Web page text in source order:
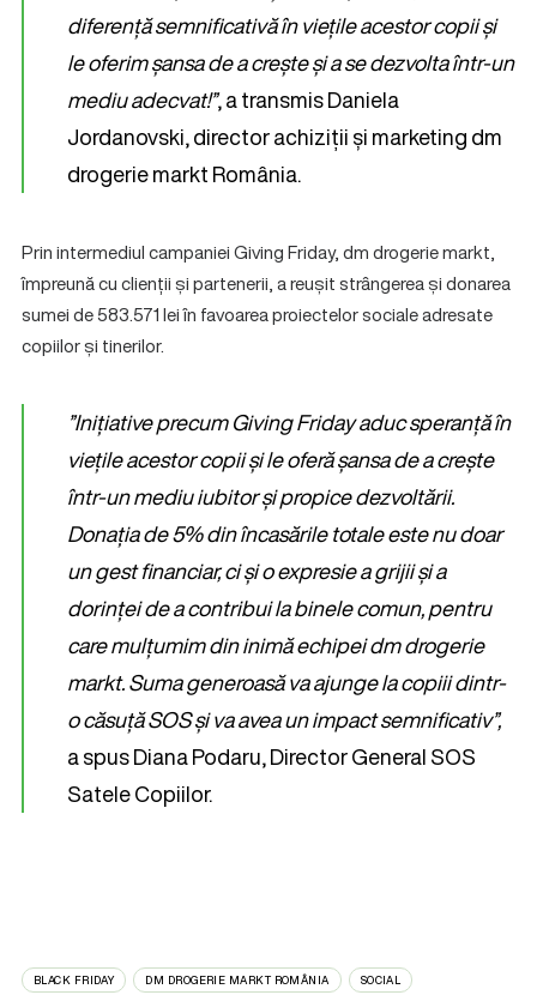
diferență semnificativă în viețile acestor copii și
le oferim șansa de a crește și a se dezvolta într-un
mediu adecvat!”, a transmis Daniela
Jordanovski, director achiziții și marketing dm
drogerie markt România.
Prin intermediul campaniei Giving Friday, dm drogerie markt,
împreună cu clienții și partenerii, a reușit strângerea și donarea
sumei de 583.571 lei în favoarea proiectelor sociale adresate
copiilor și tinerilor.
”Inițiative precum Giving Friday aduc speranță în
viețile acestor copii și le oferă șansa de a crește
într-un mediu iubitor și propice dezvoltării.
Donația de 5% din încasările totale este nu doar
un gest financiar, ci și o expresie a grijii și a
dorinței de a contribui la binele comun, pentru
care mulțumim din inimă echipei dm drogerie
markt. Suma generoasă va ajunge la copiii dintr-
o căsuță SOS și va avea un impact semnificativ”,
a spus Diana Podaru, Director General SOS
Satele Copiilor.
BLACK FRIDAY DM DROGERIE MARKT ROMÂNIA SOCIAL